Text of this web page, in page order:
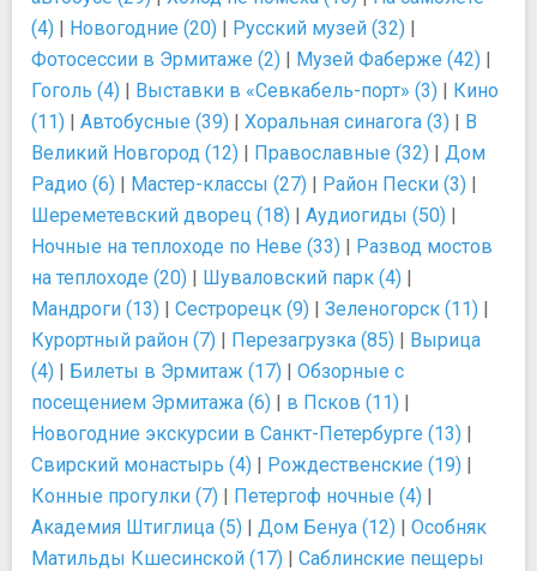
(4) | Новогодние (20) | Русский музей (32) |
Фотосессии в Эрмитаже (2) | Музей Фаберже (42) |
Гоголь (4) | Выставки в «Севкабель-порт» (3) | Кино
(11) | Автобусные (39) | Хоральная синагога (3) | В
Великий Новгород (12) | Православные (32) | Дом
Радио (6) | Мастер-классы (27) | Район Пески (3) |
Шереметевский дворец (18) | Аудиогиды (50) |
Ночные на теплоходе по Неве (33) | Развод мостов
на теплоходе (20) | Шуваловский парк (4) |
Мандроги (13) | Сестрорецк (9) | Зеленогорск (11) |
Курортный район (7) | Перезагрузка (85) | Вырица
(4) | Билеты в Эрмитаж (17) | Обзорные с
посещением Эрмитажа (6) | в Псков (11) |
Новогодние экскурсии в Санкт-Петербурге (13) |
Свирский монастырь (4) | Рождественские (19) |
Конные прогулки (7) | Петергоф ночные (4) |
Академия Штиглица (5) | Дом Бенуа (12) | Особняк
Матильды Кшесинской (17) | Саблинские пещеры